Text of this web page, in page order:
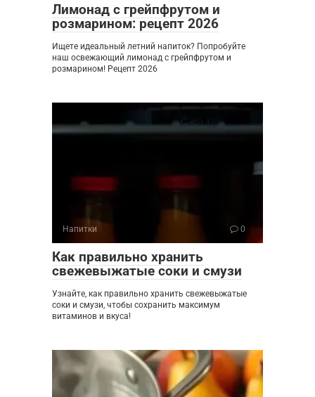
Лимонад с грейпфрутом и
розмарином: рецепт 2026
Ищете идеальный летний напиток? Попробуйте
наш освежающий лимонад с грейпфрутом и
розмарином! Рецепт 2026
Напитки 0
Как правильно хранить
свежевыжатые соки и смузи
Узнайте, как правильно хранить свежевыжатые
соки и смузи, чтобы сохранить максимум
витаминов и вкуса!